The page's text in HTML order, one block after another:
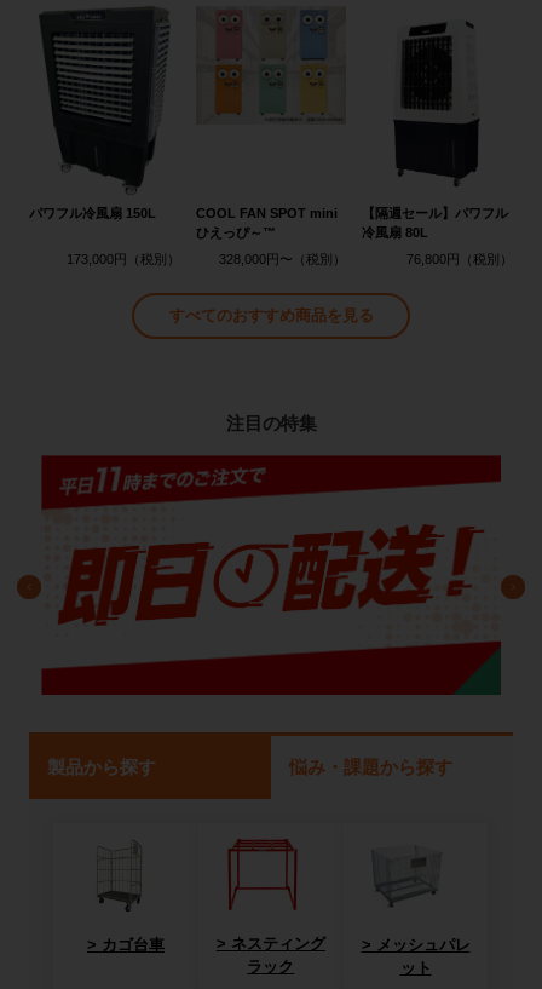
パワフル冷風扇 150L
173,000円
COOL FAN SPOT mini
ひえっぴ～™
328,000円〜
【隔週セール】パワフル
冷風扇 80L
76,800円
すべてのおすすめ商品を見る
注目の特集
製品から探す 悩み・課題から探す
カゴ台車
ネスティング
ラック
メッシュパレ
ット